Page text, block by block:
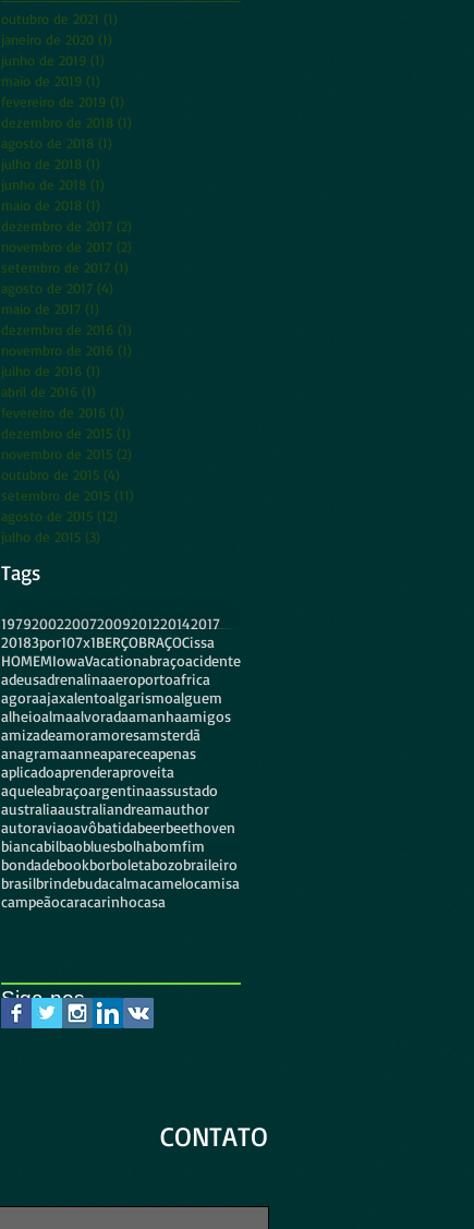
outubro de 2021 (1)
janeiro de 2020 (1)
junho de 2019 (1)
maio de 2019 (1)
fevereiro de 2019 (1)
dezembro de 2018 (1)
agosto de 2018 (1)
julho de 2018 (1)
junho de 2018 (1)
maio de 2018 (1)
dezembro de 2017 (2)
novembro de 2017 (2)
setembro de 2017 (1)
agosto de 2017 (4)
maio de 2017 (1)
dezembro de 2016 (1)
novembro de 2016 (1)
julho de 2016 (1)
abril de 2016 (1)
fevereiro de 2016 (1)
dezembro de 2015 (1)
novembro de 2015 (2)
outubro de 2015 (4)
setembro de 2015 (11)
agosto de 2015 (12)
julho de 2015 (3)
Tags
1979200220072009201220142017
20183por107x1BERÇOBRAÇOCissa
HOMEMIowaVacationabraçoacidente
adeusadrenalinaaeroportoafrica
agoraajaxalentoalgarismoalguem
alheioalmaalvoradaamanhaamigos
amizadeamoramoresamsterdã
anagramaanneapareceapenas
aplicadoaprenderaproveita
aqueleabraçoargentinaassustado
australiaaustraliandreamauthor
autoraviaoavôbatidabeerbeethoven
biancabilbaobluesbolhabomfim
bondadebookborboletabozobraileiro
brasilbrindebudacalmacamelocamisa
campeãocaracarinhocasa
Siga-nos...
CONTATO